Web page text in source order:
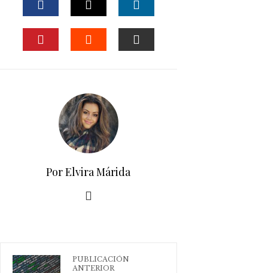
FACEBOOKTWITTERLINKEDIN
Por Elvira Márida
PUBLICACIÓN
ANTERIOR